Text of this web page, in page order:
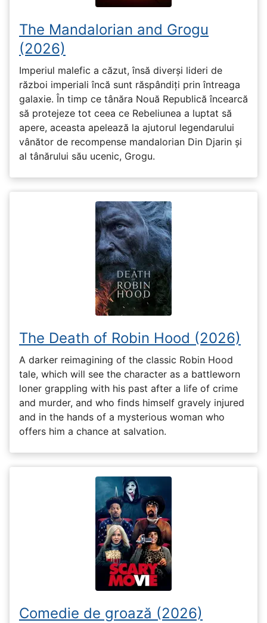
The Mandalorian and Grogu
(2026)
Imperiul malefic a căzut, însă diverși lideri de
război imperiali încă sunt răspândiți prin întreaga
galaxie. În timp ce tânăra Nouă Republică încearcă
să protejeze tot ceea ce Rebeliunea a luptat să
apere, aceasta apelează la ajutorul legendarului
vânător de recompense mandalorian Din Djarin și
al tânărului său ucenic, Grogu.
The Death of Robin Hood (2026)
A darker reimagining of the classic Robin Hood
tale, which will see the character as a battleworn
loner grappling with his past after a life of crime
and murder, and who finds himself gravely injured
and in the hands of a mysterious woman who
offers him a chance at salvation.
Comedie de groază (2026)